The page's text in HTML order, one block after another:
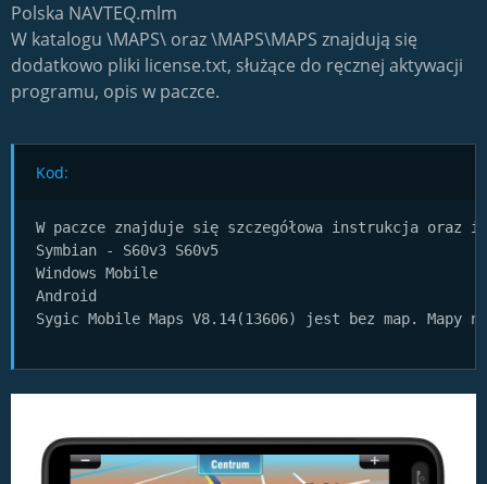
Polska NAVTEQ.mlm
W katalogu \MAPS\ oraz \MAPS\MAPS znajdują się
dodatkowo pliki license.txt, służące do ręcznej aktywacji
programu, opis w paczce.
Kod:
W paczce znajduje się szczegółowa instrukcja oraz
Symbian - S60v3 S60v5
Windows Mobile
Android
Sygic Mobile Maps V8.14(13606) jest bez map. Mapy